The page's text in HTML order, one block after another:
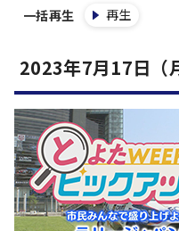
一括再生
再生
2023年7月17日（